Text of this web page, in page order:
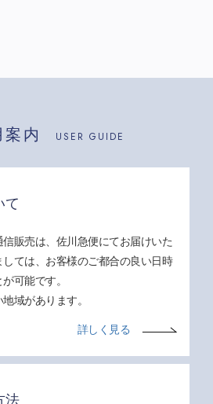
内 USER GUIDE
て
販売は、佐川急便にてお届けいた
しては、お客様のご都合の良い日時
可能です。
域があります。
詳しく見る
法